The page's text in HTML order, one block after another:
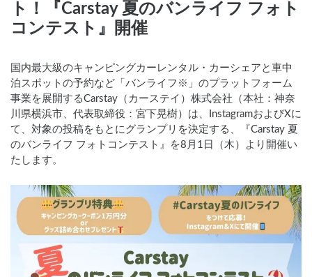
ト！『Carstay 夏のバンライフ フォト
コンテスト』開催
国内最大級のキャンピングカーレンタル・カーシェアと車中
泊スポットの予約など「バンライフ※」のプラットフォーム
事業を展開するCarstay（カーステイ）株式会社（本社：神奈
川県横浜市、代表取締役：宮下晃樹）は、InstagramおよびXに
て、対象の投稿をもとにグランプリを決定する、『Carstay 夏
のバンライフ フォトコンテスト』を8月1日（木）より開催い
たします。